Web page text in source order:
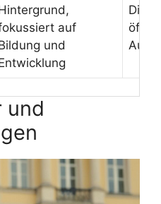
auf
und
und